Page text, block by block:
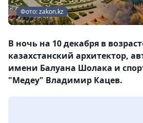
Фото: zakon.kz
В ночь на 10 декабря в
казахстанский архитектор,
имени Балуана Шолака и
"Медеу" Владимир Кацев.